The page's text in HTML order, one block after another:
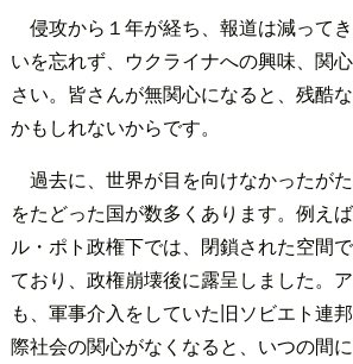
侵攻から１年が経ち、報道は減って
いを忘れず、ウクライナへの興味、関
さい。皆さんが無関心になると、残酷
かもしれないからです。
過去に、世界が目を向けなかったが
をたどった国が数多くあります。例え
ル・ポト政権下では、閉鎖された空間
ており、政権崩壊後に露呈しました。
も、軍事介入をしていた旧ソビエト連
際社会の関心がなくなると、いつの間